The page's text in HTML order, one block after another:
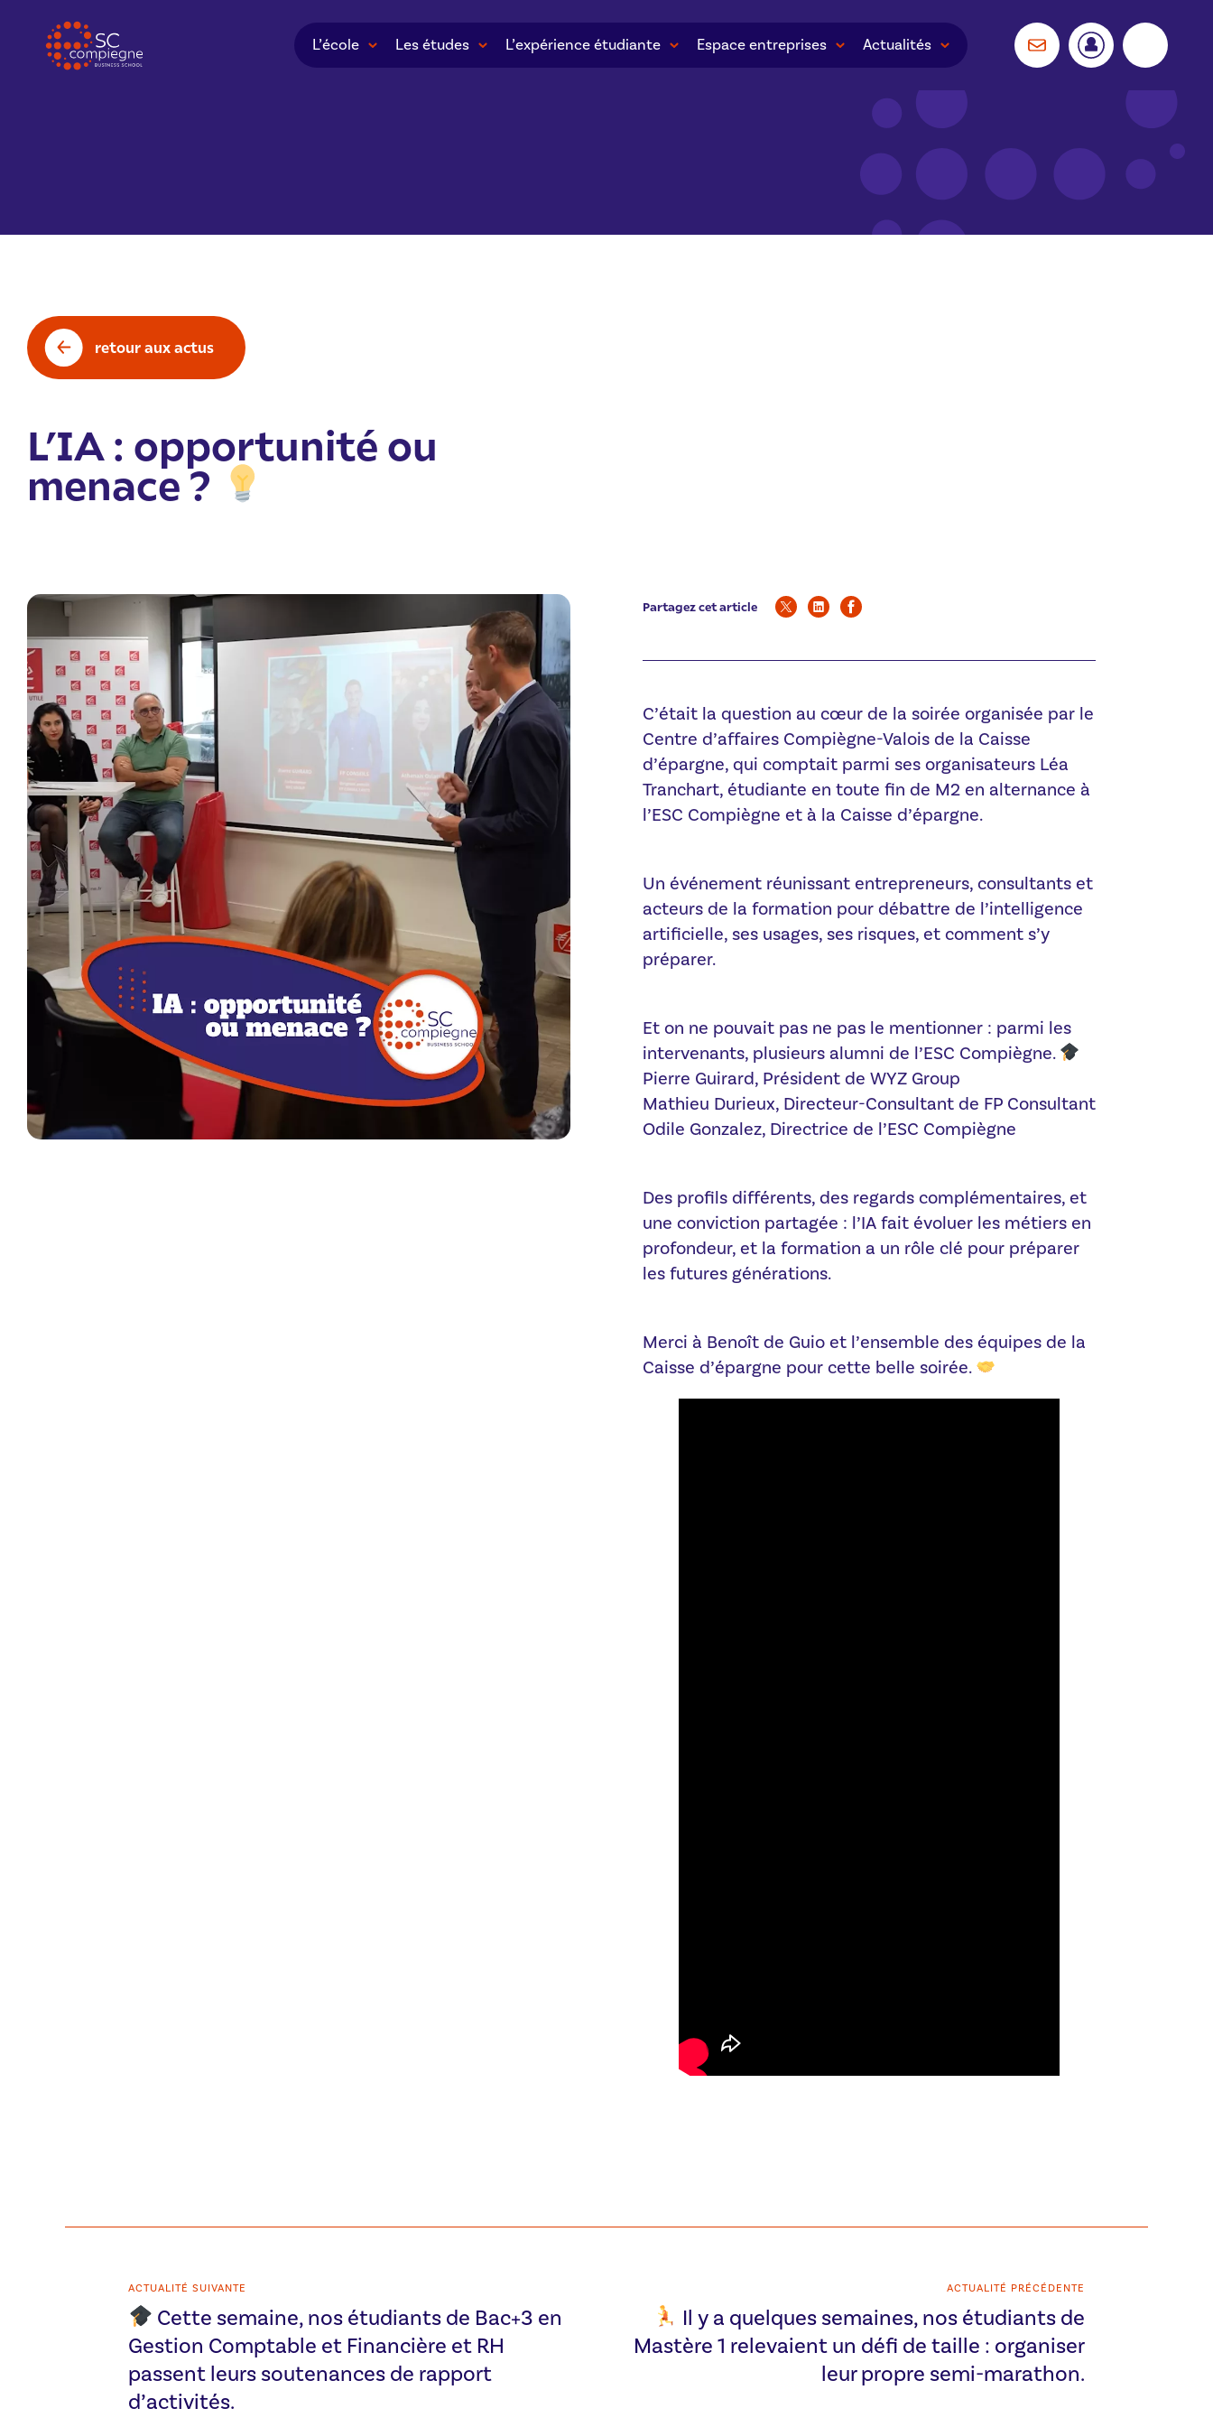
L’école Les études L’expérience étudiante Espace entreprises Actualités
retour aux actus
L’IA : opportunité ou
menace ?
Partagez cet article
C’était la question au cœur de la soirée organisée par le
Centre d’affaires Compiègne-Valois de la Caisse
d’épargne, qui comptait parmi ses organisateurs Léa
Tranchart, étudiante en toute fin de M2 en alternance à
l’ESC Compiègne et à la Caisse d’épargne.
Un événement réunissant entrepreneurs, consultants et
acteurs de la formation pour débattre de l’intelligence
artificielle, ses usages, ses risques, et comment s’y
préparer.
Et on ne pouvait pas ne pas le mentionner : parmi les
intervenants, plusieurs alumni de l’ESC Compiègne.
Pierre Guirard, Président de WYZ Group
Mathieu Durieux, Directeur-Consultant de FP Consultant
Odile Gonzalez, Directrice de l’ESC Compiègne
Des profils différents, des regards complémentaires, et
une conviction partagée : l’IA fait évoluer les métiers en
profondeur, et la formation a un rôle clé pour préparer
les futures générations.
Merci à Benoît de Guio et l’ensemble des équipes de la
Caisse d’épargne pour cette belle soirée.
ACTUALITÉ SUIVANTE
Cette semaine, nos étudiants de Bac+3 en
Gestion Comptable et Financière et RH
passent leurs soutenances de rapport
d’activités.
ACTUALITÉ PRÉCÉDENTE
Il y a quelques semaines, nos étudiants de
Mastère 1 relevaient un défi de taille : organiser
leur propre semi-marathon.